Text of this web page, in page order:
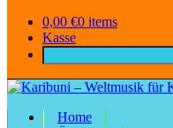
0,00 €0 items
Kasse
Home